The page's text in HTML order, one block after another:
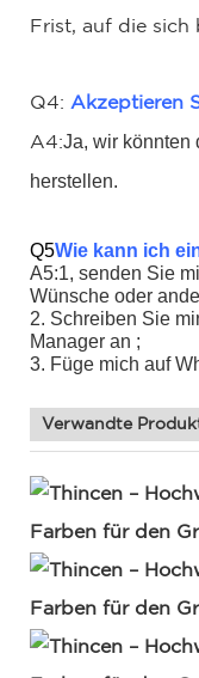
Frist, auf die sich
Q4: Akzeptieren
A4:Ja, wir könnten
herstellen.
Q5Wie kann ich
A5:1, senden Sie
Wünsche oder
2. Schreiben Sie
Manager an ;
3. Füge mich auf
Verwandte